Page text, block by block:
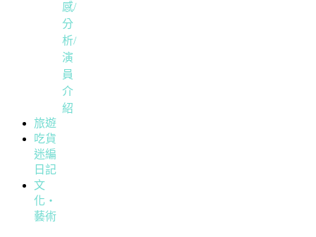
感/
分
析/
演
員
介
紹
旅遊
吃貨
迷編
日記
文
化・
藝術